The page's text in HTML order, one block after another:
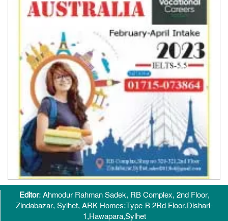
Editor: Ahmodur Rahman Sadek, RB Complex, 2nd Floor,
Zindabazar, Sylhet, ARK Homes:Type-B 2Rd Floor,Dishari-
1,Hawapara,Sylhet